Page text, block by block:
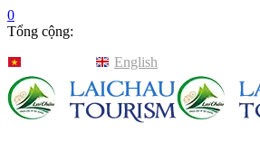
0
Tổng cộng:
English